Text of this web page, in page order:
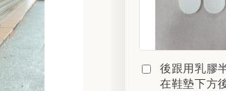
後跟用乳膠
在鞋墊下方